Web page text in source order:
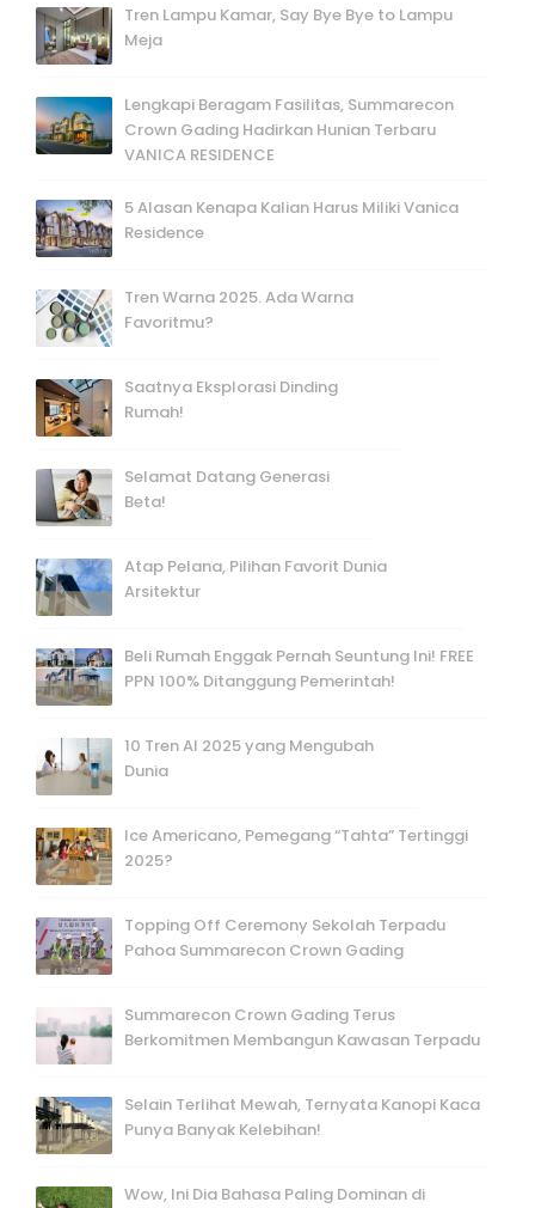
Tren Lampu Kamar, Say Bye Bye to Lampu
Meja
Lengkapi Beragam Fasilitas, Summarecon
Crown Gading Hadirkan Hunian Terbaru
VANICA RESIDENCE
5 Alasan Kenapa Kalian Harus Miliki Vanica
Residence
Tren Warna 2025. Ada Warna
Favoritmu?
Saatnya Eksplorasi Dinding
Rumah!
Selamat Datang Generasi
Beta!
Atap Pelana, Pilihan Favorit Dunia
Arsitektur
Beli Rumah Enggak Pernah Seuntung Ini! FREE
PPN 100% Ditanggung Pemerintah!
10 Tren AI 2025 yang Mengubah
Dunia
Ice Americano, Pemegang “Tahta” Tertinggi
2025?
Topping Off Ceremony Sekolah Terpadu
Pahoa Summarecon Crown Gading
Summarecon Crown Gading Terus
Berkomitmen Membangun Kawasan Terpadu
Selain Terlihat Mewah, Ternyata Kanopi Kaca
Punya Banyak Kelebihan!
Wow, Ini Dia Bahasa Paling Dominan di